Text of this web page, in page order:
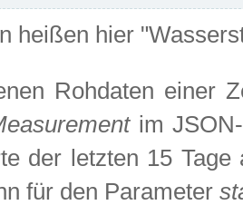
heißen hier
Rohdaten einer
im JSON-
der letzten 15
für den Parameter